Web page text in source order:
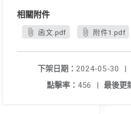
相關附件
函文.pdf 附件1.pdf
下架日期： 2024-05-30
|
最後更
點擊率： 456 |